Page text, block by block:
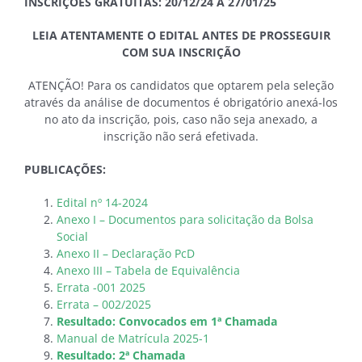
LEIA ATENTAMENTE O EDITAL ANTES DE PROSSEGUIR
COM SUA INSCRIÇÃO
ATENÇÃO! Para os candidatos que optarem pela seleção
através da análise de documentos é obrigatório anexá-los
no ato da inscrição, pois, caso não seja anexado, a
inscrição não será efetivada.
PUBLICAÇÕES:
Edital nº 14-2024
Anexo I – Documentos para solicitação da Bolsa
Social
Anexo II – Declaração PcD
Anexo III – Tabela de Equivalência
Errata -001 2025
Errata – 002/2025
Resultado: Convocados em 1ª Chamada
Manual de Matrícula 2025-1
Resultado: 2ª Chamada